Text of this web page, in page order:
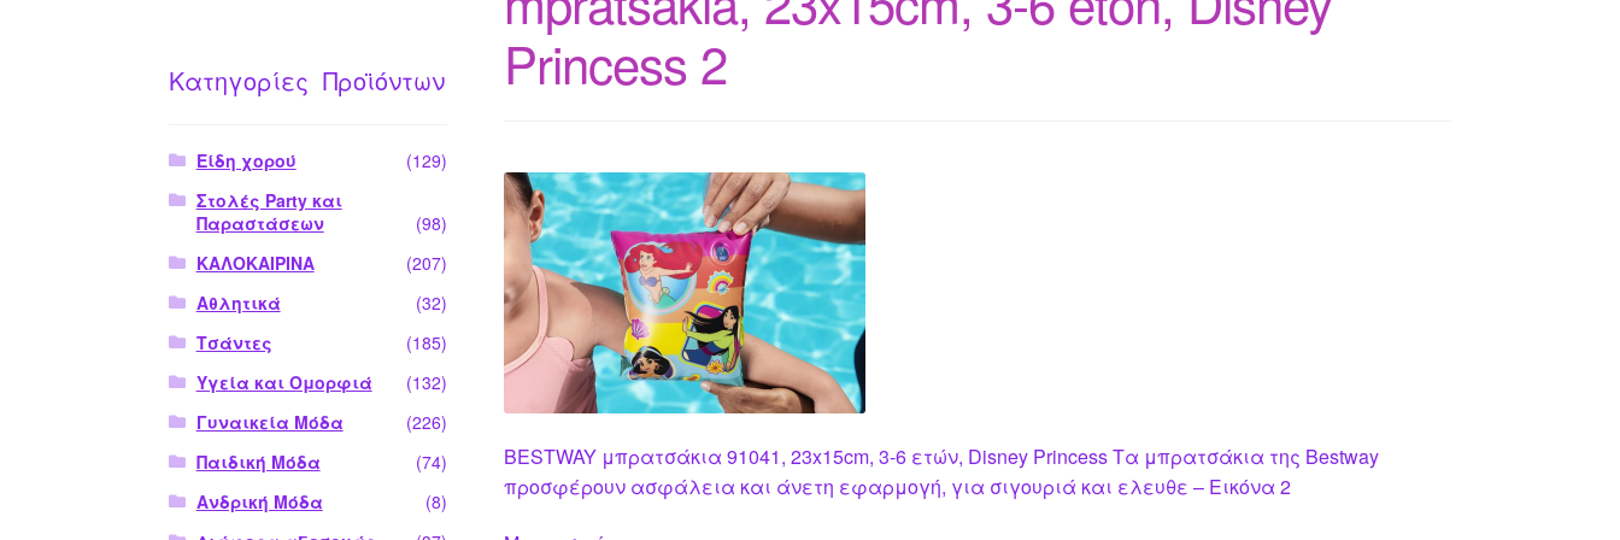
Princess 2
BESTWAY μπρατσάκια 91041, 23x15cm, 3-6 ετών, Disney Princess Τα μπρατσάκια της Bestway
προσφέρουν ασφάλεια και άνετη εφαρμογή, για σιγουριά και ελευθε – Εικόνα 2
Κατηγορίες Προϊόντων
Είδη χορού
(129)
Στολές Party και
Παραστάσεων
(98)
ΚΑΛΟΚΑΙΡΙΝΑ
(207)
Αθλητικά
(32)
Τσάντες
(185)
Υγεία και Ομορφιά
(132)
Γυναικεία Μόδα
(226)
Παιδική Μόδα
(74)
Ανδρική Μόδα
(8)